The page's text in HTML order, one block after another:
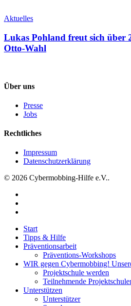
Pohland
sich
über
2.
Otto-
Aktuelles
Lukas Pohland freut sich über
Otto-Wahl
Über uns
Presse
Jobs
Rechtliches
Impressum
Datenschutzerklärung
© 2026 Cybermobbing-Hilfe e.V..
Close
Menu
Start
Tipps & Hilfe
Präventionsarbeit
Präventions-Workshops
WIR gegen Cybermobbing!
Projektschule werden
Teilnehmende
Unterstützen
Unterstützer